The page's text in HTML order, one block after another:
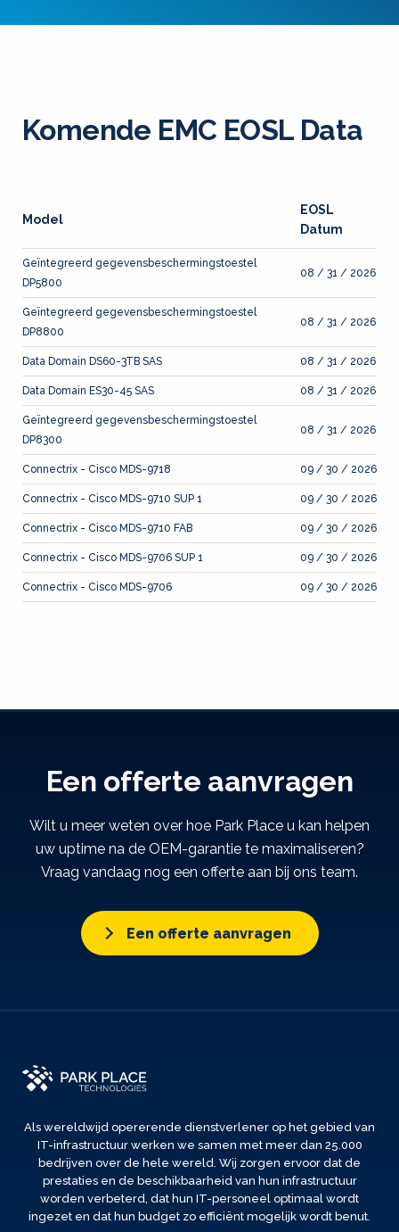
Komende EMC EOSL Data
Model
EOSL
Datum
Geïntegreerd gegevensbeschermingstoestel
DP5800
08 / 31 / 2026
Geïntegreerd gegevensbeschermingstoestel
DP8800
08 / 31 / 2026
Data Domain DS60-3TB SAS 08 / 31 / 2026
Data Domain ES30-45 SAS 08 / 31 / 2026
Geïntegreerd gegevensbeschermingstoestel
DP8300
08 / 31 / 2026
Connectrix - Cisco MDS-9718 09 / 30 / 2026
Connectrix - Cisco MDS-9710 SUP 1 09 / 30 / 2026
Connectrix - Cisco MDS-9710 FAB 09 / 30 / 2026
Connectrix - Cisco MDS-9706 SUP 1 09 / 30 / 2026
Connectrix - Cisco MDS-9706 09 / 30 / 2026
Een offerte aanvragen
Wilt u meer weten over hoe Park Place u kan helpen
uw uptime na de OEM-garantie te maximaliseren?
Vraag vandaag nog een offerte aan bij ons team.
Een offerte aanvragen
Als wereldwijd opererende dienstverlener op het gebied van
IT-infrastructuur werken we samen met meer dan 25.000
bedrijven over de hele wereld. Wij zorgen ervoor dat de
prestaties en de beschikbaarheid van hun infrastructuur
worden verbeterd, dat hun IT-personeel optimaal wordt
ingezet en dat hun budget zo efficiënt mogelijk wordt benut.